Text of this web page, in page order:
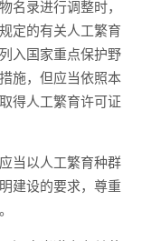
名录进行调整时，
定的有关人工繁育
入国家重点保护野
施，但应当依照本
得人工繁育许可证
当以人工繁育种群
建设的要求，尊重